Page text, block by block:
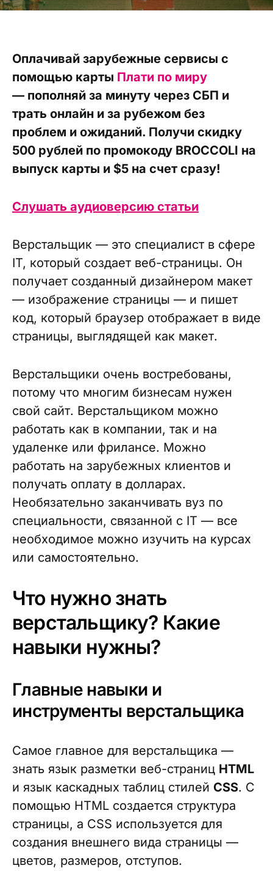
Оплачивай зарубежные сервисы с
помощью карты Плати по миру
— пополняй за минуту через СБП и
трать онлайн и за рубежом без
проблем и ожиданий. Получи скидку
500 рублей по промокоду BROCCOLI на
выпуск карты и $5 на счет сразу!
Слушать аудиоверсию статьи
Верстальщик — это специалист в сфере
IT, который создает веб-страницы. Он
получает созданный дизайнером макет
— изображение страницы — и пишет
код, который браузер отображает в виде
страницы, выглядящей как макет.
Верстальщики очень востребованы,
потому что многим бизнесам нужен
свой сайт. Верстальщиком можно
работать как в компании, так и на
удаленке или фрилансе. Можно
работать на зарубежных клиентов и
получать оплату в долларах.
Необязательно заканчивать вуз по
специальности, связанной с IT — все
необходимое можно изучить на курсах
или самостоятельно.
Что нужно знать
верстальщику? Какие
навыки нужны?
Главные навыки и
инструменты верстальщика
Самое главное для верстальщика —
знать язык разметки веб-страниц HTML
и язык каскадных таблиц стилей CSS. С
помощью HTML создается структура
страницы, а CSS используется для
создания внешнего вида страницы —
цветов, размеров, отступов.